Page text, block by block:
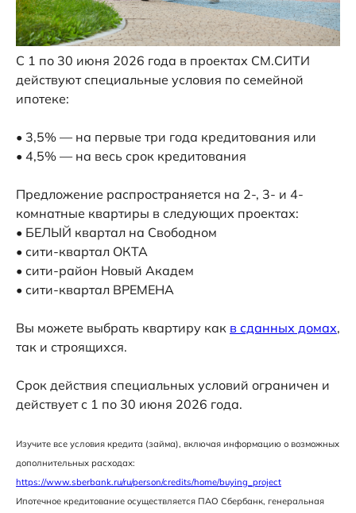
Квартиры
Горячие предложения
Готовые квартиры
Коммерческая
Парковки
Удобный город
Стандарты
Компания
Контакты
С 1 по 30 июня 2026 года в проектах СМ.СИТИ
действуют специальные условия по семейной
ипотеке:
• 3,5% — на первые три года кредитования или
• 4,5% — на весь срок кредитования
Предложение распространяется на 2-, 3- и 4-
комнатные квартиры в следующих проектах:
• БЕЛЫЙ квартал на Свободном
• сити-квартал ОКТА
• сити-район Новый Академ
• сити-квартал ВРЕМЕНА
Вы можете выбрать квартиру как в сданных домах,
так и строящихся.
Срок действия специальных условий ограничен и
действует с 1 по 30 июня 2026 года.
Изучите все условия кредита (займа), включая информацию о возможных
дополнительных расходах:
https://www.sberbank.ru/ru/person/credits/home/buying_project
Ипотечное кредитование осуществляется ПАО Сбербанк, генеральная
условиях, вПолитике в отношении
персональных данных
Забронировать